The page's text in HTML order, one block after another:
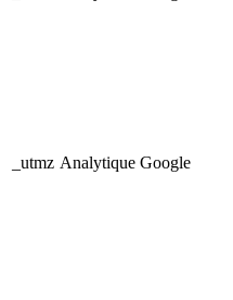
_utmz Analytique Google